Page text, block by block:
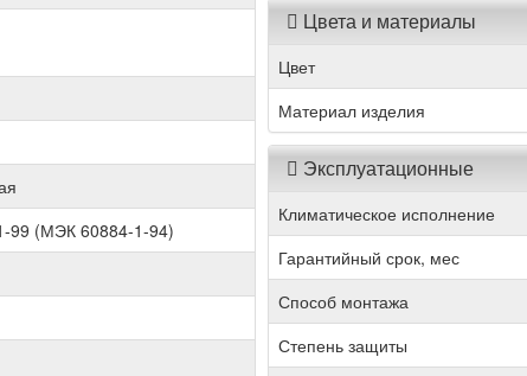
99 (МЭК 60884-1-94)
Цвета и материалы
Цвет
Материал изделия
Эксплуатационные
Климатическое исполнение
Гарантийный срок, мес
Способ монтажа
Степень защиты